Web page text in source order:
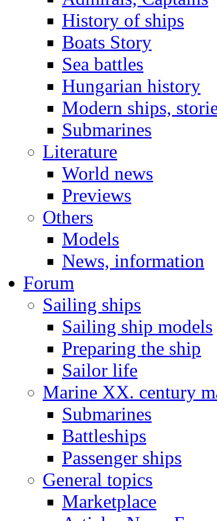
History of ships
Boats Story
Sea battles
Hungarian history
Modern ships,
Submarines
Literature
World news
Previews
Others
Models
News, information
Forum
Sailing ships
Sailing ship models
Preparing the ship
Sailor life
Marine XX. century
Submarines
Battleships
Passenger ships
General topics
Marketplace